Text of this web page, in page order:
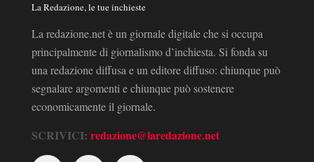
La Redazione, le tue inchieste
La redazione.net è un giornale digitale che si occupa
principalmente di giornalismo d’inchiesta. Si fonda su
una redazione diffusa e un editore diffuso: chiunque può
segnalare argomenti e chiunque può sostenere
economicamente il giornale.
SCRIVICI: redazione@laredazione.net